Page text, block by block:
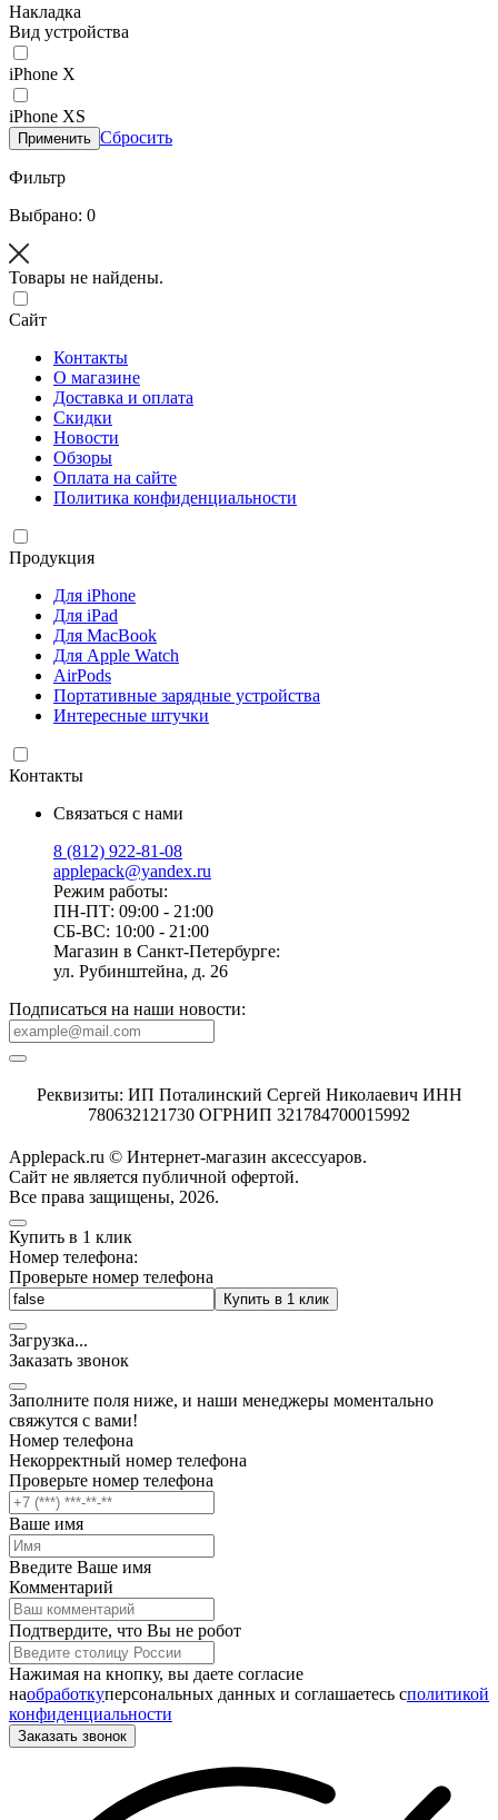
Накладка
Вид устройства
iPhone X
iPhone XS
Применить Сбросить
Фильтр
Выбрано: 0
Товары не найдены.
Сайт
Контакты
О магазине
Доставка и оплата
Скидки
Новости
Обзоры
Оплата на сайте
Политика конфиденциальности
Продукция
Для iPhone
Для iPad
Для MacBook
Для Apple Watch
AirPods
Портативные зарядные устройства
Интересные штучки
Контакты
Связаться с нами
8 (812) 922-81-08
applepack@yandex.ru
Режим работы:
ПН-ПТ: 09:00 - 21:00
СБ-ВС: 10:00 - 21:00
Магазин в Санкт-Петербурге:
ул. Рубинштейна, д. 26
Подписаться на наши новости:
Реквизиты: ИП Поталинский Сергей Николаевич ИНН
780632121730 ОГРНИП 321784700015992
Applepack.ru © Интернет-магазин аксессуаров.
Cайт не является публичной офертой.
Все права защищены, 2026.
Купить в 1 клик
Номер телефона:
Проверьте номер телефона
Купить в 1 клик
Загрузка...
Заказать звонок
Заполните поля ниже, и наши менеджеры моментально
свяжутся с вами!
Номер телефона
Некорректный номер телефона
Проверьте номер телефона
Ваше имя
Введите Ваше имя
Комментарий
Подтвердите, что Вы не робот
Нажимая на кнопку, вы даете согласие
наобработкуперсональных данных и соглашаетесь cполитикой
конфиденциальности
Заказать звонок